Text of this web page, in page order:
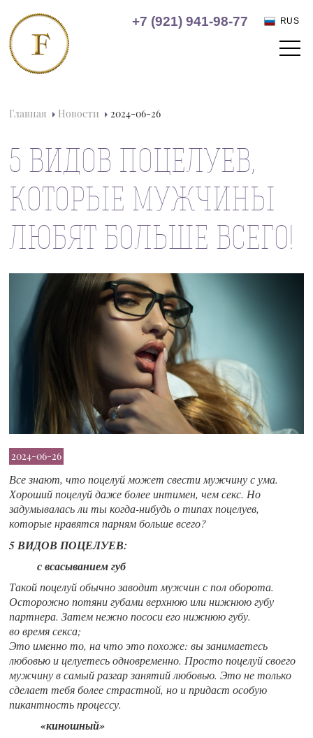
+7 (921) 941-98-77 RUS
Главная Новости 2024-06-26
5 ВИДОВ ПОЦЕЛУЕВ,
КОТОРЫЕ МУЖЧИНЫ
ЛЮБЯТ БОЛЬШЕ ВСЕГО!
2024-06-26
Все знают, что поцелуй может свести мужчину с ума.
Хороший поцелуй даже более интимен, чем секс. Но
задумывалась ли ты когда-нибудь о типах поцелуев,
которые нравятся парням больше всего?
5 ВИДОВ ПОЦЕЛУЕВ:
с всасыванием губ
Такой поцелуй обычно заводит мужчин с пол оборота.
Осторожно потяни губами верхнюю или нижнюю губу
партнера. Затем нежно пососи его нижнюю губу.
во время секса;
Это именно то, на что это похоже: вы занимаетесь
любовью и целуетесь одновременно. Просто поцелуй своего
мужчину в самый разгар занятий любовью. Это не только
сделает тебя более страстной, но и придаст особую
пикантность процессу.
«киношный»